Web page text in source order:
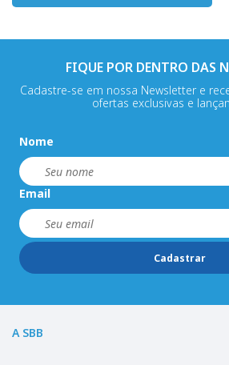
FIQUE POR DENTRO DAS
Cadastre-se em nossa Newsletter e
ofertas exclusivas e
Nome
Email
Cadastrar
A SBB